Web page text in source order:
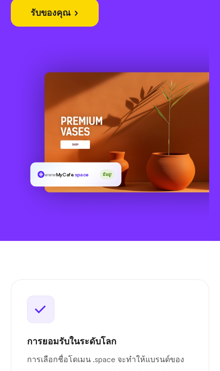
รับของคุณ
wwwMyCafe.space มีอยู่!
การยอมรับในระดับโลก
การเลือกชื่อโดเมน .space จะทำให้แบรนด์ของ